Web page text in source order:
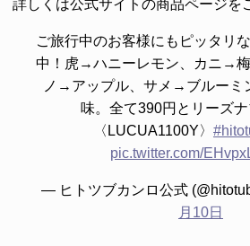
詳しくは公式サイトの商品ページを
ご旅行中のお客様にもピッタリ
中！虎→ハニーレモン、カニ→
ノ→アップル、サメ→ブルーミ
味。全て390円とリーズナ
〈LUCUA1100Y〉
pic.twitter.com/
— ヒトツブカンロ公式
月10日